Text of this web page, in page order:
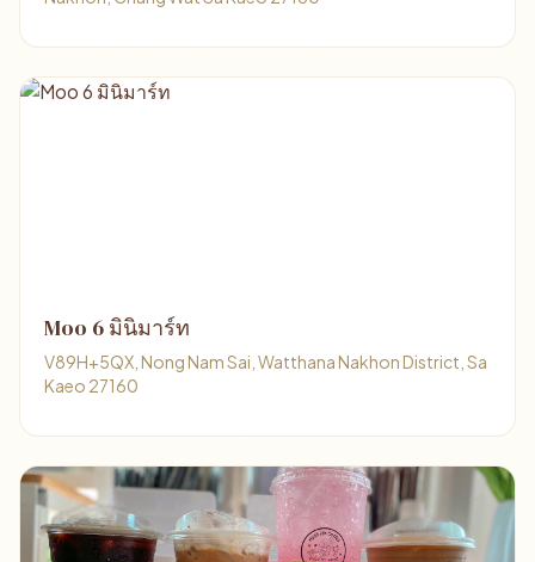
Moo 6 มินิมาร์ท
V89H+5QX, Nong Nam Sai, Watthana Nakhon District, Sa
Kaeo 27160